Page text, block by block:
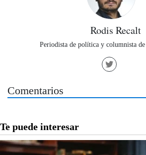
Rodis Recalt
Periodista de política y columnista
Comentarios